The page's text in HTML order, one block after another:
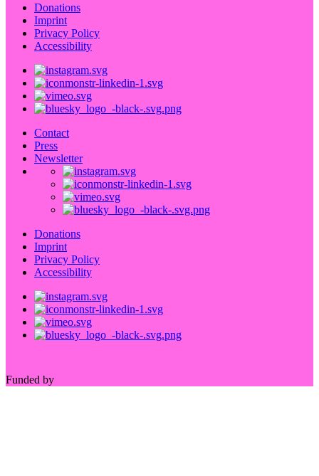
Donations
Imprint
Privacy Policy
Accessibility
Contact
Press
Newsletter
Donations
Imprint
Privacy Policy
Accessibility
Funded by